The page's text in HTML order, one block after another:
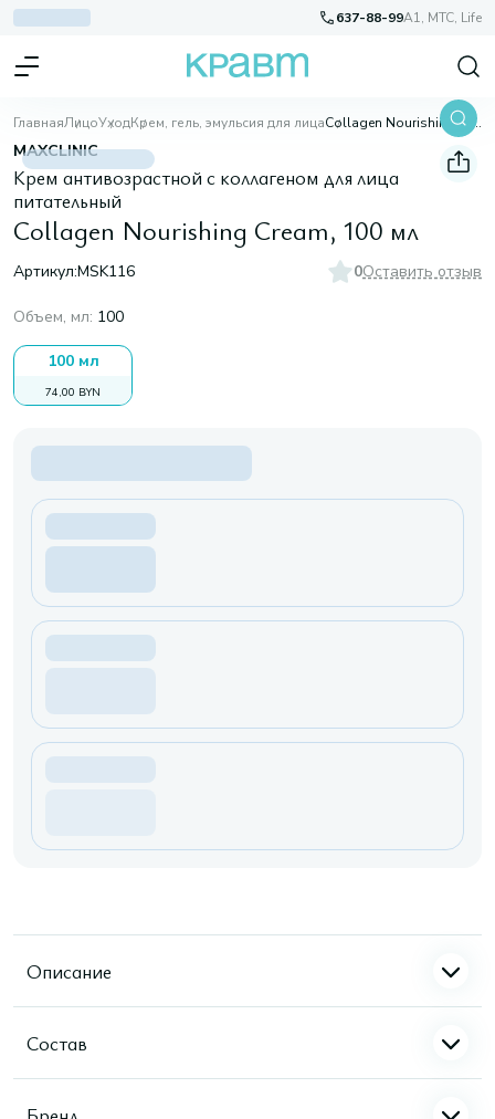
637-88-99A1, МТС, Life
ГлавнаяЛицоУходКрем, гель, эмульсия для лица Collagen Nourishing Cream, 100 мл
MAXCLINIC
Крем антивозрастной с коллагеном для лица
питательный
Collagen Nourishing Cream, 100 мл
Артикул:MSK116 0Оставить отзыв
Объем, мл: 100
100 мл
74,00 BYN
Описание
Состав